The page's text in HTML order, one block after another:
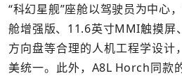
“科幻星舰”座舱以驾驶员为中心
舱增强版、11.6英寸MMI触摸屏
方向盘等合理的人机工程学设计
美统一。此外，A8L Horch同款